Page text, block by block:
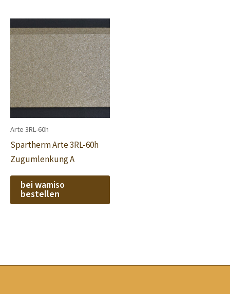
Arte 3RL-60h
Spartherm Arte 3RL-60h
Zugumlenkung A
bei wamiso
bestellen